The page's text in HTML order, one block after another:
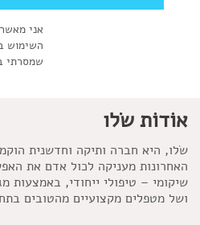
אני
השימוש
שמסרתי
אוֹדוֹת שׂלו
האחרונות מעניקה לכול אדם את
שיקומי – טיפולי ייחודי, באמצעות
ושל מטפלים מקצועיים מהטובים